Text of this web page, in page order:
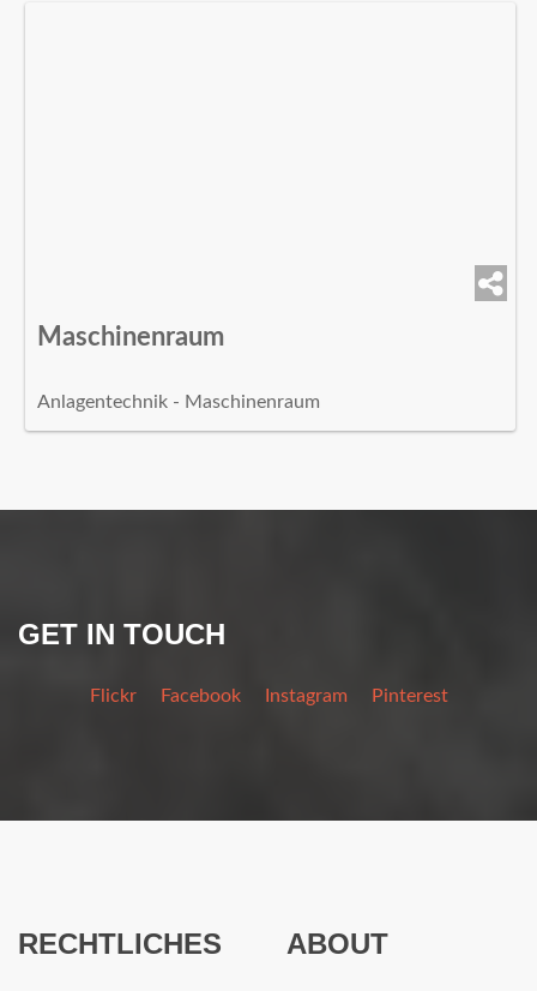
Maschinenraum
Anlagentechnik - Maschinenraum
GET IN TOUCH
Flickr Facebook Instagram Pinterest
RECHTLICHES ABOUT